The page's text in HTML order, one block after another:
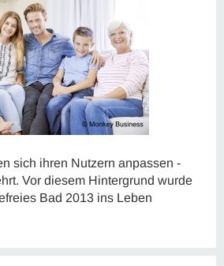
sich ihren Nutzern anpassen -
Vor diesem Hintergrund wurde
Bad 2013 ins Leben